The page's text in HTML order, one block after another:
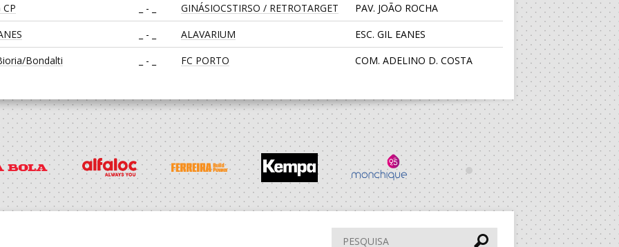
CP _ - _ GINÁSIOCSTIRSO / RETROTARGET
PAV. JOÃO ROCHA
_ - _ ALAVARIUM
ESC. GIL EANES
Bondalti _ - _ FC PORTO COM. ADELINO D. COSTA
LIS
_ - _ CD FEIRENSE /Movit PAV. LUZ 2
/OBO Bettermann _ - _ AD ACADEMIA ANDEBOL SPS PAV. F. SÁ LEITE
Pesquisar